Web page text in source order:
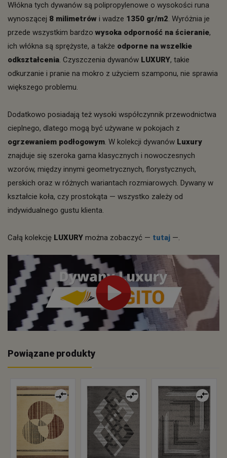
Włókna tych dywanów są polipropylenowe o wysokości runa
wynoszącej 8 milimetrów i wadze 1350 gr/m2. Wyróżnia je
przede wszystkim bardzo wysoka odporność na ścieranie,
ich włókna są sprężyste, a także odporne na wszelkie
odkształcenia. Czyszczenia dywanów LUXURY, takie
odkurzanie i pranie na mokro z użyciem szamponu, nie sprawia
większego problemu.
Dodatkowo posiadają też wysoki współczynnik przewodnictwa
cieplnego, dlatego mogą być używane w pokojach z
ogrzewaniem podłogowym. W kolekcji dywanów Luxury
znajduje się szeroka gama klasycznych i nowoczesnych
wzorów, między innymi geometrycznych, florystycznych,
perskich oraz w różnych wariantach rozmiarowych. Dywany w
kształcie koła, czy prostokąta — wszystko zależy od
indywidualnego gustu klienta.
Całą kolekcję LUXURY można zobaczyć — tutaj —.
Powiązane produkty